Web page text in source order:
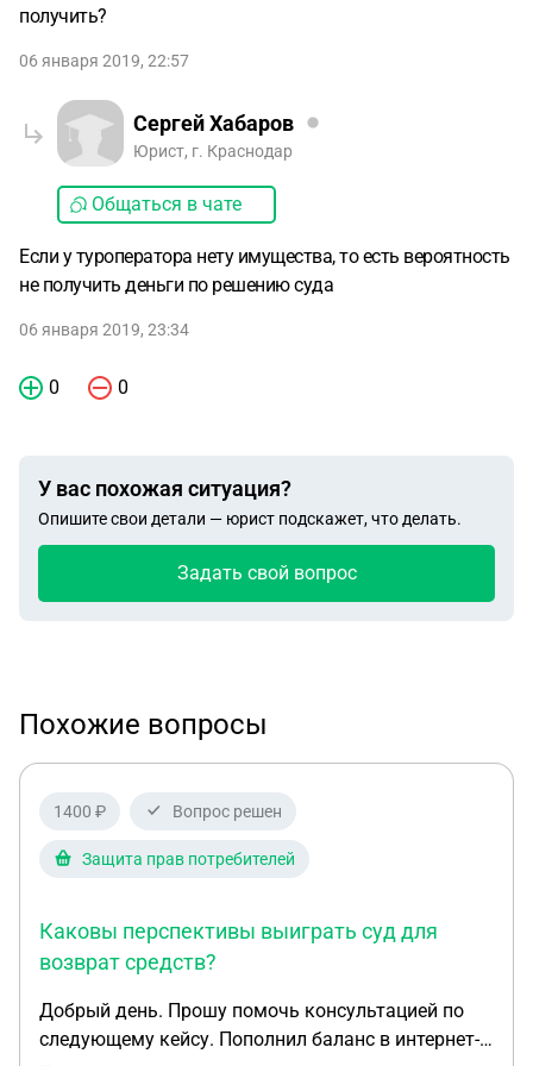
получить?
06 января 2019, 22:57
Сергей Хабаров
Юрист, г. Краснодар
Общаться в чате
Если у туроператора нету имущества, то есть вероятность
не получить деньги по решению суда
06 января 2019, 23:34
0 0
У вас похожая ситуация?
Опишите свои детали — юрист подскажет, что делать.
Задать свой вопрос
Похожие вопросы
1400 ₽ Вопрос решен
Защита прав потребителей
Каковы перспективы выиграть суд для
возврат средств?
Добрый день. Прошу помочь консультацией по
следующему кейсу. Пополнил баланс в интернет-